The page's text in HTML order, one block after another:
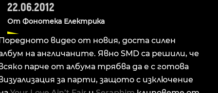
22.06.2012
От Фонотека Електрика
видео от новия, доста силен
на англичаните. Явно SMD са решили, че
парче от албума трябва да е с готова
за парти, защото с изключение